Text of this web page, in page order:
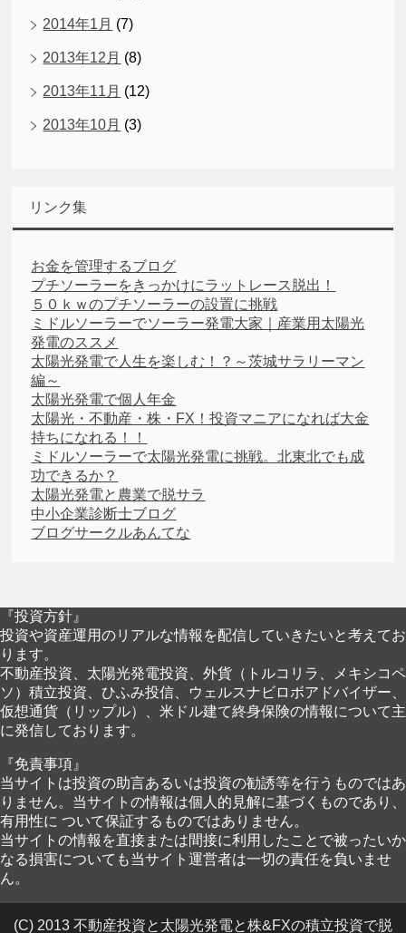
2014年1月 (7)
2013年12月 (8)
2013年11月 (12)
2013年10月 (3)
リンク集
お金を管理するブログ
プチソーラーをきっかけにラットレース脱出！
５０ｋｗのプチソーラーの設置に挑戦
ミドルソーラーでソーラー発電大家｜産業用太陽光
発電のススメ
太陽光発電で人生を楽しむ！？～茨城サラリーマン
編～
太陽光発電で個人年金
太陽光・不動産・株・FX！投資マニアになれば大金
持ちになれる！！
ミドルソーラーで太陽光発電に挑戦。北東北でも成
功できるか？
太陽光発電と農業で脱サラ
中小企業診断士ブログ
ブログサークルあんてな
『投資方針』
投資や資産運用のリアルな情報を配信していきたいと考えてお
ります。
不動産投資、太陽光発電投資、外貨（トルコリラ、メキシコペ
ソ）積立投資、ひふみ投信、ウェルスナビロボアドバイザー、
仮想通貨（リップル）、米ドル建て終身保険の情報について主
に発信しております。
『免責事項』
当サイトは投資の助言あるいは投資の勧誘等を行うものではあ
りません。当サイトの情報は個人的見解に基づくものであり、
有用性に ついて保証するものではありません。
当サイトの情報を直接または間接に利用したことで被ったいか
なる損害についても当サイト運営者は一切の責任を負いませ
ん。
(C) 2013 不動産投資と太陽光発電と株&FXの積立投資で脱